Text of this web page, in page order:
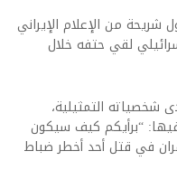
من الإعلام الإيراني
لقي حتفه خلال
شخصياته التمثيلية،
فيها: “برأيكم كيف سيكون
في قتل أحد أخطر ضباط